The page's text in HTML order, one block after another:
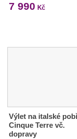
7 990 Kč
Výlet na italské
Cinque Terre vč.
dopravy